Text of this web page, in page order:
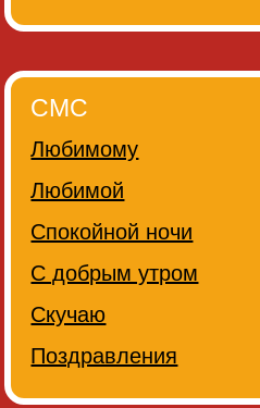
СМС
Любимому
Любимой
Спокойной ночи
С добрым утром
Скучаю
Поздравления